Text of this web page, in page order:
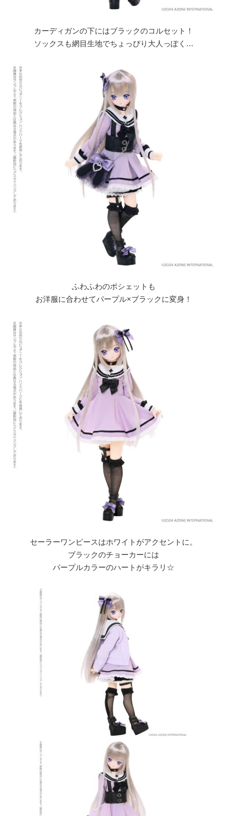
カーディガンの下にはブラックのコルセット！
ソックスも網目生地でちょっぴり大人っぽく…
ふわふわのポシェットも
お洋服に合わせてパープル×ブラックに変身！
セーラーワンピースはホワイトがアクセントに。
ブラックのチョーカーには
パープルカラーのハートがキラリ☆